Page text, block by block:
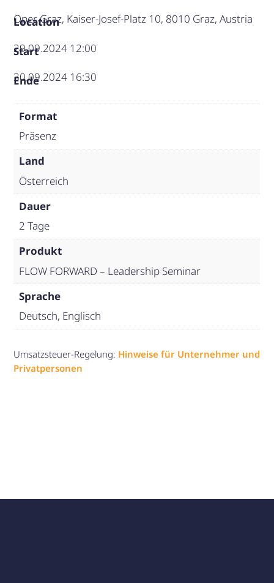
Location
Oper Graz, Kaiser-Josef-Platz 10, 8010 Graz, Austria
Start
29.09.2024 12:00
Ende
30.09.2024 16:30
Format
Präsenz
Land
Österreich
Dauer
2 Tage
Produkt
FLOW FORWARD – Leadership Seminar
Sprache
Deutsch, Englisch
Umsatzsteuer-Regelung:Hinweise für Unternehmer und
Privatpersonen